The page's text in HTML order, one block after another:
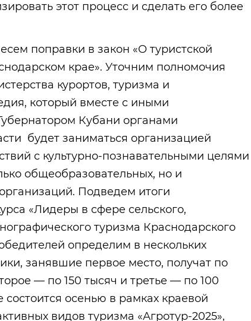
этот процесс и сделать его более
поправки в закон «О туристской
крае». Уточним полномочия
курортов, туризма и
который вместе с иными
Кубани органами
будет заниматься организацией
с культурно-познавательными целями
общеобразовательных, но и
Подведем итоги
«Лидеры в сфере сельского,
туризма Краснодарского
определим в нескольких
занявшие первое место, получат по
— по 150 тысяч и третье — по 100
осенью в рамках краевой
видов туризма «Агротур-2025»,